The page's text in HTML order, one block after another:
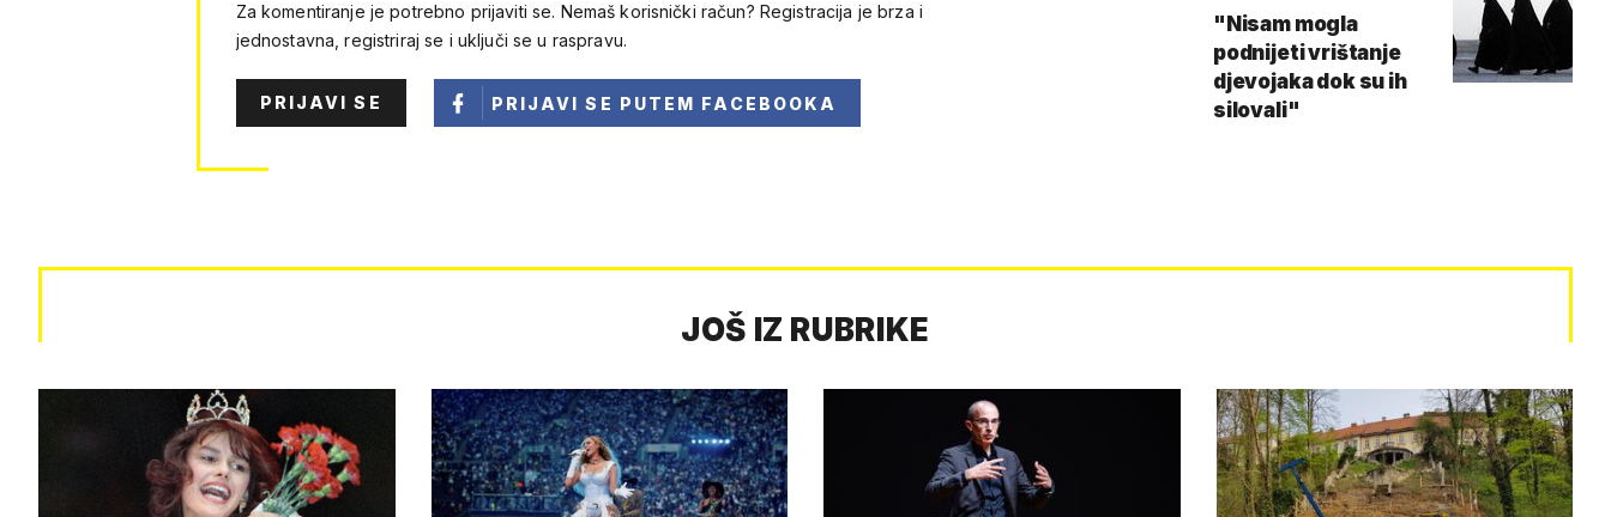
Za komentiranje je potrebno prijaviti se. Nemaš korisnički račun? Registracija je brza i
jednostavna, registriraj se i uključi se u raspravu.
PRIJAVI SE PRIJAVI SE PUTEM FACEBOOKA
"Nisam mogla
podnijeti vrištanje
djevojaka dok su ih
silovali"
JOŠ IZ RUBRIKE